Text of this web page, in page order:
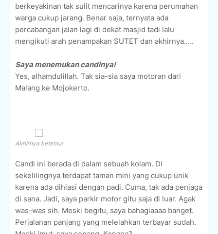
berkeyakinan tak sulit mencarinya karena perumahan
warga cukup jarang. Benar saja, ternyata ada
percabangan jalan lagi di dekat masjid tadi lalu
mengikuti arah penampakan SUTET dan akhirnya.....
Saya menemukan candinya!
Yes, alhamdulillah. Tak sia-sia saya motoran dari
Malang ke Mojokerto.
Akhirnya ketemu!
Candi ini berada di dalam sebuah kolam. Di
sekelilingnya terdapat taman mini yang cukup unik
karena ada dihiasi dengan padi. Cuma, tak ada penjaga
di sana. Jadi, saya parkir motor gitu saja di luar. Agak
was-was sih. Meski begitu, saya bahagiaaaa banget.
Perjalanan panjang yang melelahkan terbayar sudah.